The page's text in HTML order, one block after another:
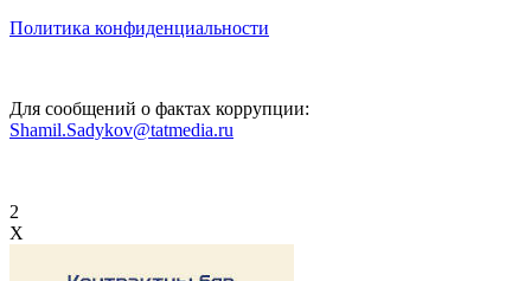
Политика конфиденциальности
Для сообщений о фактах коррупции:
Shamil.Sadykov@tatmedia.ru
2
X